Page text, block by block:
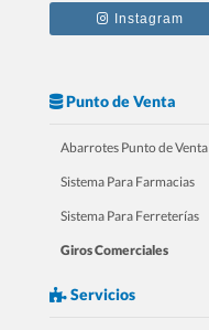
tu FARMACIA
Instagram
Punto de Venta
Abarrotes Punto de Venta
Sistema Para Farmacias
Sistema Para Ferreterías
Giros Comerciales
Servicios